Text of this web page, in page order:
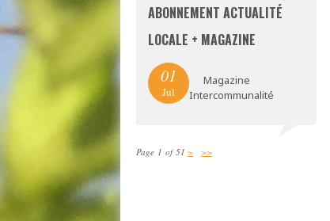
ABONNEMENT ACTUALITÉ
LOCALE + MAGAZINE
01
Jul
Magazine
Intercommunalité
Page 1 of 51 > >>